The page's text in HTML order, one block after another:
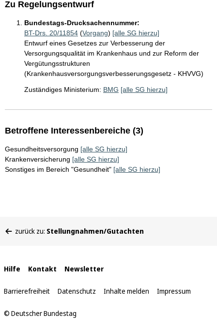
Zu Regelungsentwurf
Bundestags-Drucksachennummer:
BT-Drs. 20/11854 (Vorgang) [alle SG hierzu]
Entwurf eines Gesetzes zur Verbesserung der
Versorgungsqualität im Krankenhaus und zur Reform der
Vergütungsstrukturen
(Krankenhausversorgungsverbesserungsgesetz - KHVVG)
Zuständiges Ministerium: BMG [alle SG hierzu]
Betroffene Interessenbereiche (3)
Gesundheitsversorgung [alle SG hierzu]
Krankenversicherung [alle SG hierzu]
Sonstiges im Bereich "Gesundheit" [alle SG hierzu]
befinden
zurück zu: Stellungnahmen/Gutachten
Interne
Links
Hilfe Kontakt Newsletter
Barrierefreiheit Datenschutz Inhalte melden Impressum
© Deutscher Bundestag